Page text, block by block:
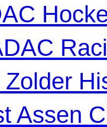
Assen